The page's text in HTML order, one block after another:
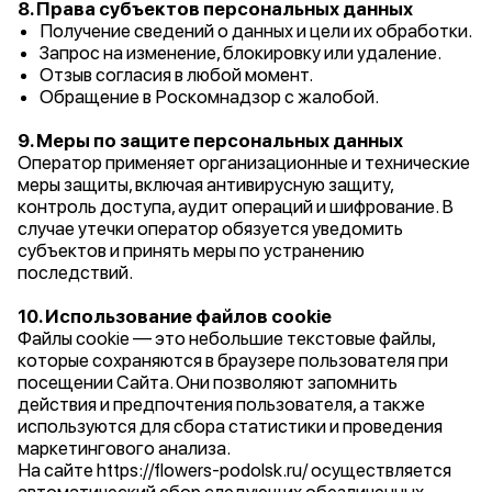
8. Права субъектов персональных данных
Получение сведений о данных и цели их обработки.
Запрос на изменение, блокировку или удаление.
Отзыв согласия в любой момент.
Обращение в Роскомнадзор с жалобой.
9. Меры по защите персональных данных
Оператор применяет организационные и технические
меры защиты, включая антивирусную защиту,
контроль доступа, аудит операций и шифрование. В
случае утечки оператор обязуется уведомить
субъектов и принять меры по устранению
последствий.
10. Использование файлов cookie
Файлы cookie — это небольшие текстовые файлы,
которые сохраняются в браузере пользователя при
посещении Сайта. Они позволяют запомнить
действия и предпочтения пользователя, а также
используются для сбора статистики и проведения
маркетингового анализа.
На сайте https://flowers-podolsk.ru/ осуществляется